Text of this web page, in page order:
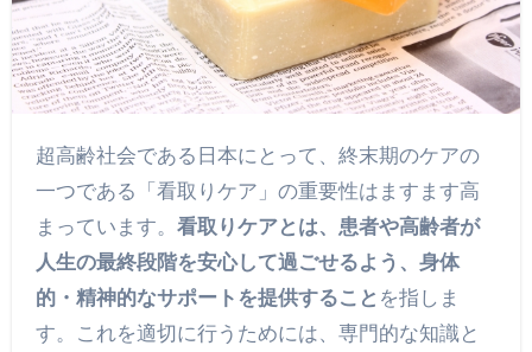
超高齢社会である日本にとって、終末期のケアの
一つである「看取りケア」の重要性はますます高
まっています。 看取りケアとは、患者や高齢者が
人生の最終段階を安心して過ごせるよう、身体
的・精神的なサポートを提供すること を指しま
す。これを適切に行うためには、専門的な知識と